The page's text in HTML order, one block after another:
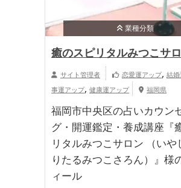
業種分類
癒のスピリタルみつこサ
サイト管理者 恋愛運アップ, 結
事運アップ, 健康運アップ 福岡県
福岡市中央区の占いカウン
グ・開運鑑定・養成講座『
リタルみつこサロン （いや
りたるみつこさろん）』様
ィール